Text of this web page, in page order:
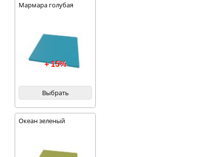
Мармара голубая
+ 15%
Выбрать
Океан зеленый